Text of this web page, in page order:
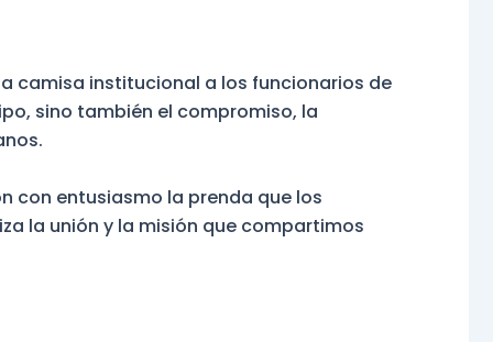
camisa institucional a los funcionarios de
sino también el compromiso, la
con entusiasmo la prenda que los
la unión y la misión que compartimos